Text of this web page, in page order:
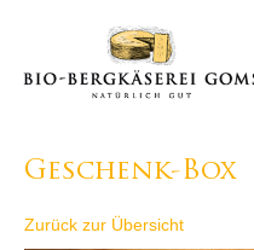
Geschenk-Box
Zurück zur Übersicht